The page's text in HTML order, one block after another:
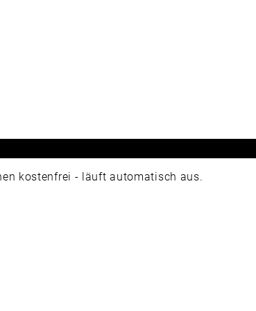
kostenfrei - läuft automatisch aus.